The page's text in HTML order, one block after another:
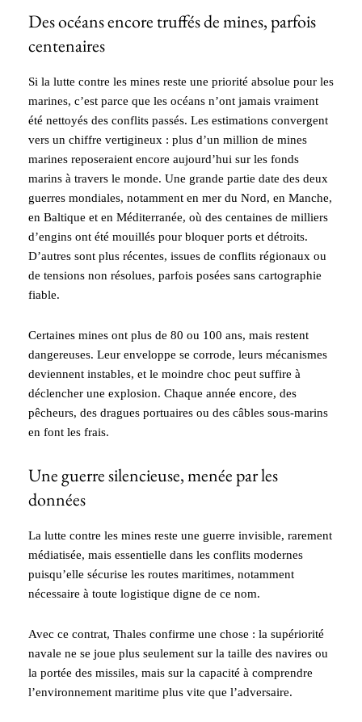
Des océans encore truffés de mines, parfois
centenaires
Si la lutte contre les mines reste une priorité absolue pour les
marines, c’est parce que les océans n’ont jamais vraiment
été nettoyés des conflits passés. Les estimations convergent
vers un chiffre vertigineux : plus d’un million de mines
marines reposeraient encore aujourd’hui sur les fonds
marins à travers le monde. Une grande partie date des deux
guerres mondiales, notamment en mer du Nord, en Manche,
en Baltique et en Méditerranée, où des centaines de milliers
d’engins ont été mouillés pour bloquer ports et détroits.
D’autres sont plus récentes, issues de conflits régionaux ou
de tensions non résolues, parfois posées sans cartographie
fiable.
Certaines mines ont plus de 80 ou 100 ans, mais restent
dangereuses. Leur enveloppe se corrode, leurs mécanismes
deviennent instables, et le moindre choc peut suffire à
déclencher une explosion. Chaque année encore, des
pêcheurs, des dragues portuaires ou des câbles sous-marins
en font les frais.
Une guerre silencieuse, menée par les
données
La lutte contre les mines reste une guerre invisible, rarement
médiatisée, mais essentielle dans les conflits modernes
puisqu’elle sécurise les routes maritimes, notamment
nécessaire à toute logistique digne de ce nom.
Avec ce contrat, Thales confirme une chose : la supériorité
navale ne se joue plus seulement sur la taille des navires ou
la portée des missiles, mais sur la capacité à comprendre
l’environnement maritime plus vite que l’adversaire.